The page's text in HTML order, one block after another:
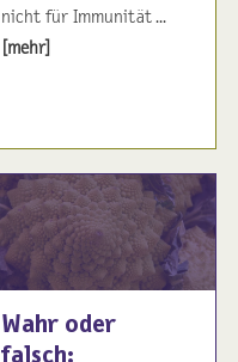
nicht für Immunität ...
[mehr]
Wahr oder
falsch: